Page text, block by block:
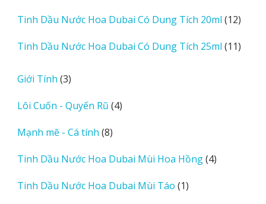
phẩm
Tinh Dầu Nước Hoa Dubai Có Dung Tích 20ml 1212
phẩm
Tinh Dầu Nước Hoa Dubai Có Dung Tích 25ml 1111
Giới Tính 33
phẩm
Lôi Cuốn - Quyến Rũ 44
Mạnh mẽ - Cá tính 88
phẩm
Tinh Dầu Nước Hoa Dubai Mùi Hoa Hồng 44
Tinh Dầu Nước Hoa Dubai Mùi Táo 11